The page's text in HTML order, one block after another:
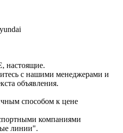
настоящие.
с нашими менеджерами и
объявления.
способом к цене
компаниями
линии".